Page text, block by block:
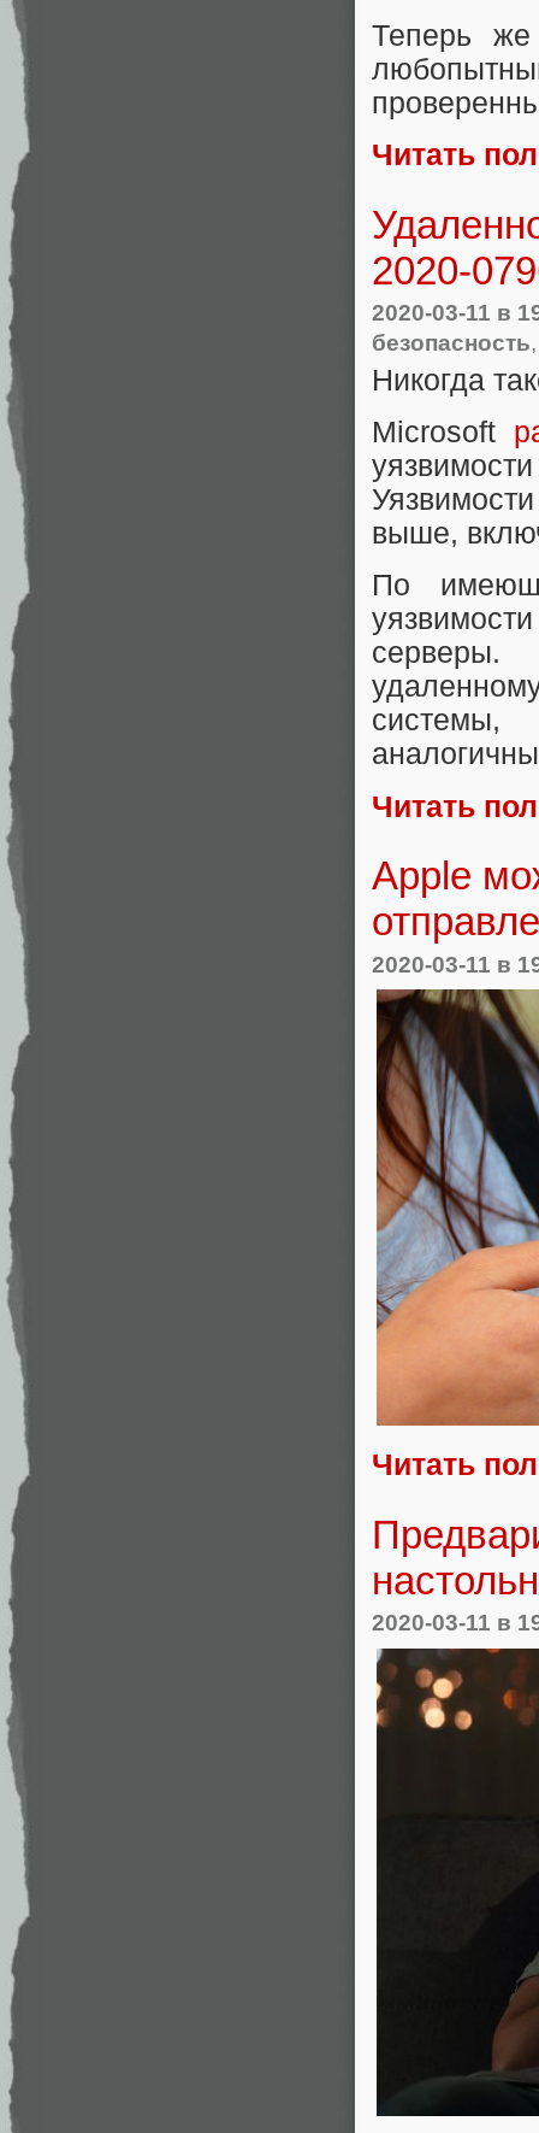
Теперь
Читать
2020-
2020-03-11 в
безопасность
Никогда
Microsoft
выше,
По
серверы.
системы,
Читать
Apple
2020-03-11 в
Читать
2020-03-11 в